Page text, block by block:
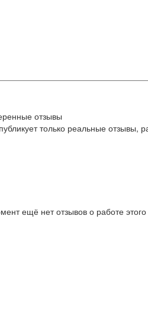
отзывы
только реальные
ещё нет отзывов о работе этого